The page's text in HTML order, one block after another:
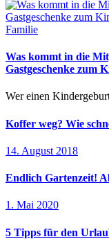
Familie
Was kommt in die
Gastgeschenke zum
Wer einen
Koffer weg? Wie
14. August 2018
Endlich Gartenzeit!
1. Mai 2020
5 Tipps für den